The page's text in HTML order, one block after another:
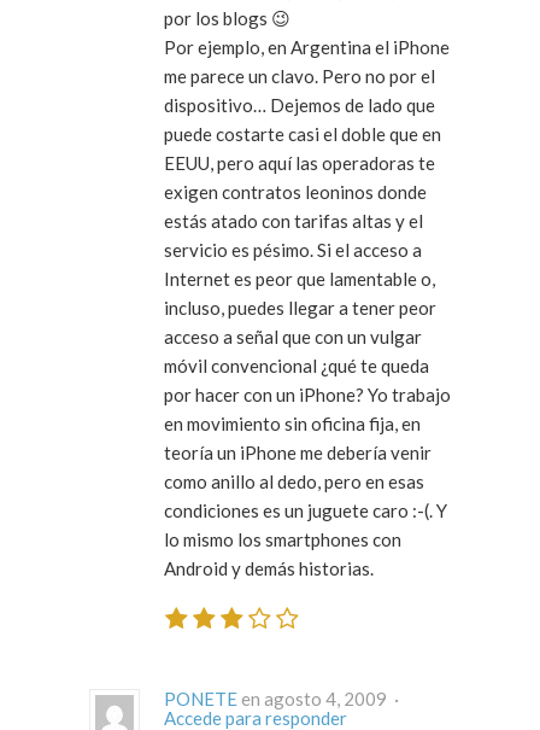
por los blogs 😉
Por ejemplo, en Argentina el iPhone
me parece un clavo. Pero no por el
dispositivo… Dejemos de lado que
puede costarte casi el doble que en
EEUU, pero aquí las operadoras te
exigen contratos leoninos donde
estás atado con tarifas altas y el
servicio es pésimo. Si el acceso a
Internet es peor que lamentable o,
incluso, puedes llegar a tener peor
acceso a señal que con un vulgar
móvil convencional ¿qué te queda
por hacer con un iPhone? Yo trabajo
en movimiento sin oficina fija, en
teoría un iPhone me debería venir
como anillo al dedo, pero en esas
condiciones es un juguete caro :-(. Y
lo mismo los smartphones con
Android y demás historias.
PONETE
en agosto 4, 2009 ·
Accede para responder